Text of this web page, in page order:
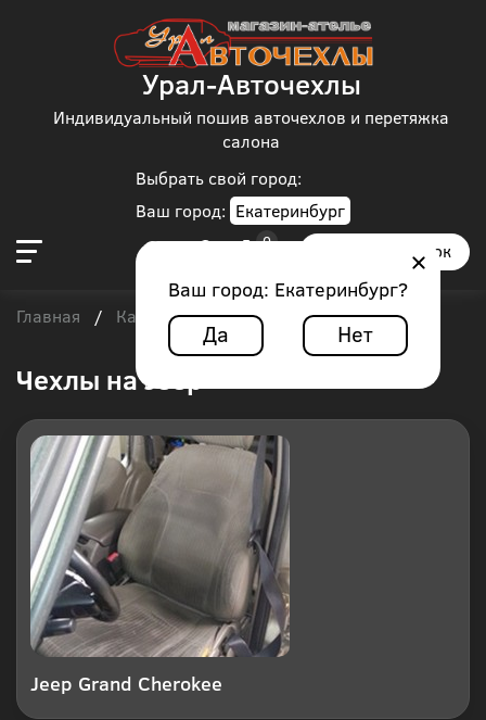
Выбрать свой город:
Ваш город: Екатеринбург
Ваш город: Екатеринбург?
Да Нет
Урал-Авточехлы
Индивидуальный пошив авточехлов и перетяжка
салона
Заказать звонок
Главная / Каталог чехлов / Jeep
Чехлы на Jeep
Jeep Grand Cherokee